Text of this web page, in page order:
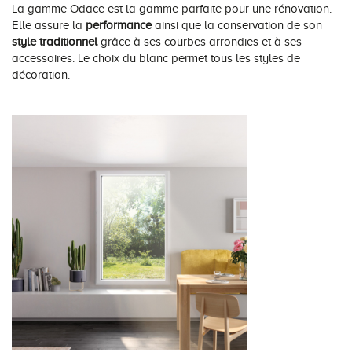
La gamme Odace est la gamme parfaite pour une rénovation.
Elle assure la performanceainsi que la conservation de son
style traditionnelgrâce à ses courbes arrondies et à ses
accessoires. Le choix du blanc permet tous les styles de
décoration.